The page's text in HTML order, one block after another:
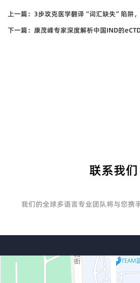
上一篇： 3步攻克医学翻译“词汇缺失”陷阱，让
下一篇： 康茂峰专家深度解析中国IND的eCTD与电子递
联系我们
我们的全球多语言专业团队将与您携